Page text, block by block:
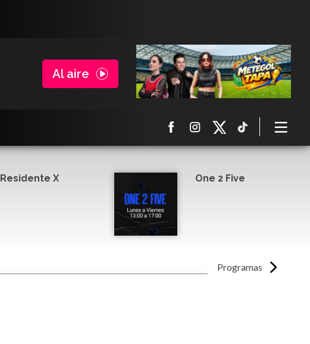
Al aire
Programas
Residente X One 2 Five